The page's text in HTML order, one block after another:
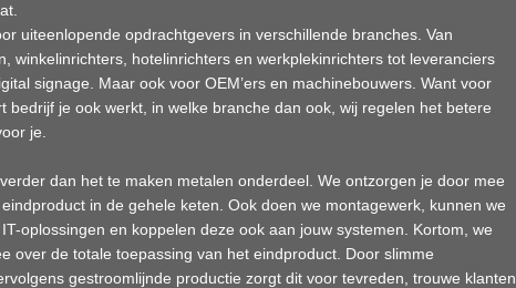
uiteenlopende opdrachtgevers in verschillende branches. Van
winkelinrichters, hotelinrichters en werkplekinrichters tot leveranciers
signage. Maar ook voor OEM’ers en machinebouwers. Want voor
bedrijf je ook werkt, in welke branche dan ook, wij regelen het betere
je.
dan het te maken metalen onderdeel. We ontzorgen je door mee
in de gehele keten. Ook doen we montagewerk, kunnen we
oplossingen en koppelen deze ook aan jouw systemen. Kortom, we
over de totale toepassing van het eindproduct. Door slimme
gestroomlijnde productie zorgt dit voor tevreden, trouwe klanten